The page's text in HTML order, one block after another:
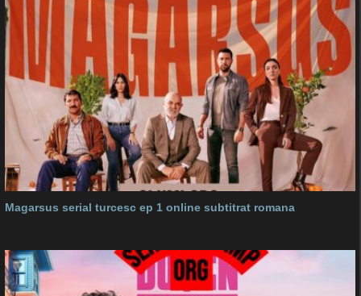
Magarsus serial turcesc ep 1 online subtitrat romana